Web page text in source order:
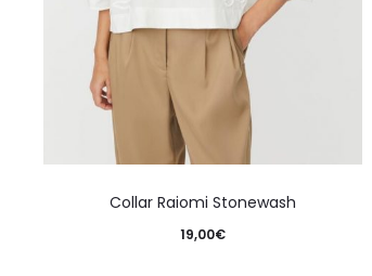
Collar Raiomi Stonewash
19,00€